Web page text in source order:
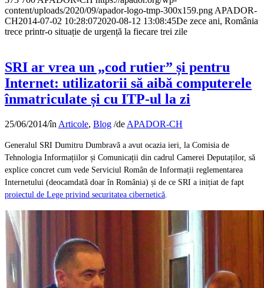
content/uploads/2020/09/apador-logo-tmp-300x159.png APADOR-
CH2014-07-02 10:28:072020-08-12 13:08:45De zece ani, România
trece printr-o situație de urgență la fiecare trei zile
SRI ar vrea un „cod rutier” și pentru
Internet: utilizatorii să aibă computerele
înmatriculate și cu ITP-ul la zi
25/06/2014/în Articole, Blog /de APADOR-CH
Generalul SRI Dumitru Dumbravă a avut ocazia ieri, la Comisia de
Tehnologia Informațiilor și Comunicații din cadrul Camerei Deputaților, să
explice concret cum vede Serviciul Român de Informații reglementarea
Internetului (deocamdată doar în România) și de ce SRI a inițiat de fapt
proiectul de Lege privind securitatea cibernetică.